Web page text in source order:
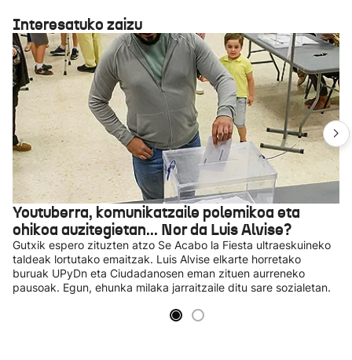
Interesatuko zaizu
Youtuberra, komunikatzaile polemikoa eta
ohikoa auzitegietan... Nor da Luis Alvise?
Gutxik espero zituzten atzo Se Acabo la Fiesta ultraeskuineko
taldeak lortutako emaitzak. Luis Alvise elkarte horretako
buruak UPyDn eta Ciudadanosen eman zituen aurreneko
pausoak. Egun, ehunka milaka jarraitzaile ditu sare sozialetan.